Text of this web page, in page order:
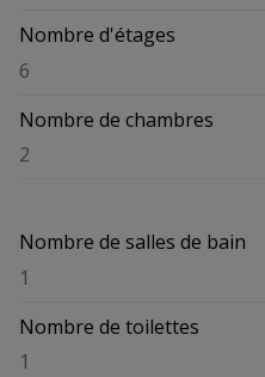
Nombre d'étages
6
Nombre de chambres
2
Nombre de salles de bain
1
Nombre de toilettes
1